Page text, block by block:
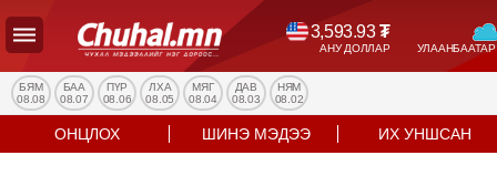
3,593.93₮
АНУ ДОЛЛАР
УЛС
ТӨР
НИЙГЭМ
БЯМ
08.08
БАА
08.07
ПҮР
08.06
ЛХА
08.05
МЯГ
08.04
ДАВ
08.03
НЯМ
08.02
ОНЦЛОХ ШИНЭ МЭДЭЭ ИХ УНШСАН